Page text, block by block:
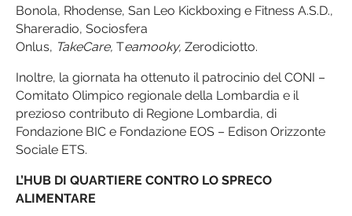
Bonola, Rhodense, San Leo Kickboxing e Fitness A.S.D.,
Shareradio, Sociosfera
Onlus, TakeCare, Teamooky, Zerodiciotto.
Inoltre, la giornata ha ottenuto il patrocinio del CONI –
Comitato Olimpico regionale della Lombardia e il
prezioso contributo di Regione Lombardia, di
Fondazione BIC e Fondazione EOS – Edison Orizzonte
Sociale ETS.
L’HUB DI QUARTIERE CONTRO LO SPRECO
ALIMENTARE